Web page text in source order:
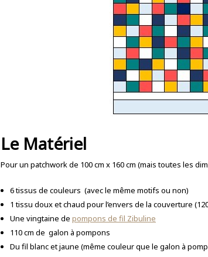
Le Matériel
Pour un patchwork de 100 cm x 160 cm (mais toutes les
6 tissus de couleurs (avec le même motifs ou non)
1 tissu doux et chaud pour l’envers de la couverture
Une vingtaine de pompons de fil Zibuline
110 cm de galon à pompons
Du fil blanc et jaune (même couleur que le galon à